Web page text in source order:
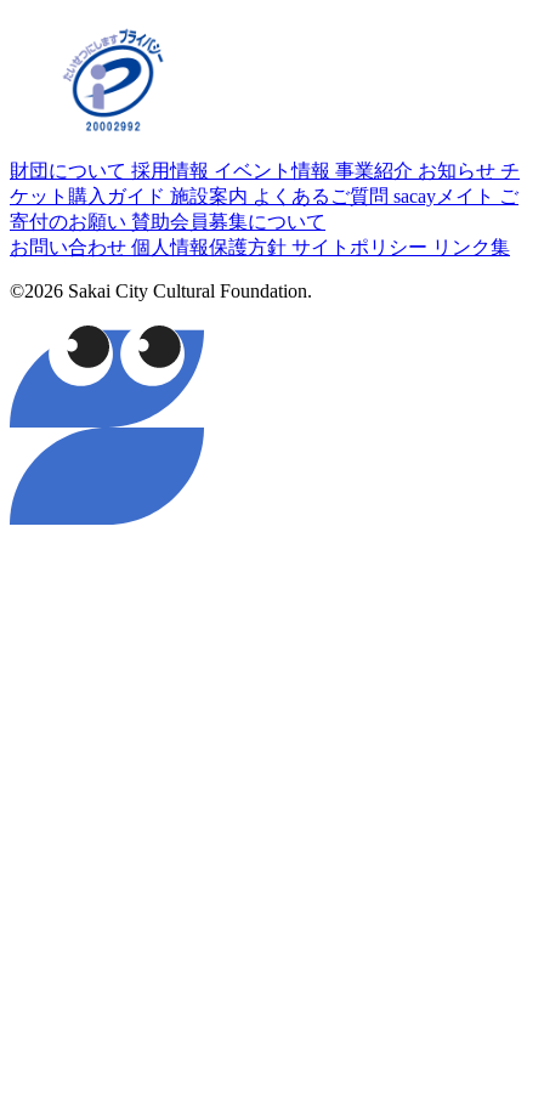
財団について 採用情報 イベント情報 事業紹介 お知らせ チ
ケット購入ガイド 施設案内 よくあるご質問 sacayメイト ご
寄付のお願い 賛助会員募集について
お問い合わせ 個人情報保護方針 サイトポリシー リンク集
©2026 Sakai City Cultural Foundation.